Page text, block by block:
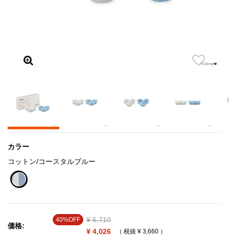
カラー
コットン/コースタルブルー
価格:
40%OFF Price reduced from
¥ 6,710to
¥ 4,026
（ 税抜 ¥ 3,660 ）